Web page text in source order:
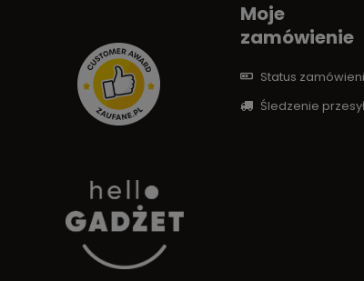
Moje
zamówienie
Status
Śledzenie